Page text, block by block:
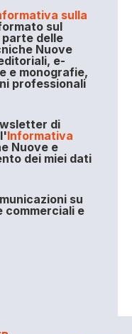
sulla
sul
delle
Nuove
e-
e monografie,
professionali
di
Informativa
Nuove e
dei miei dati
su
e